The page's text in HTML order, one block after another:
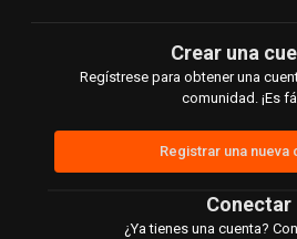
Crear una
Regístrese para obtener una
comunidad. ¡Es
Registrar una nueva
Conectar
¿Ya tienes una cuenta?